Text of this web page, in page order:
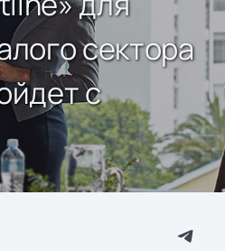
сектора
с